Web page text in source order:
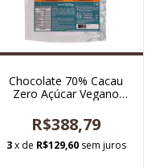
Chocolate 70% Cacau
Zero Açúcar Vegano
R$388,79
3 x de R$129,60 sem juros